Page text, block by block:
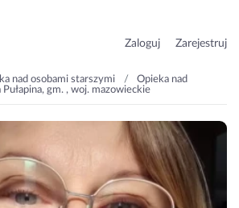
Zaloguj Zarejestruj
nad osobami starszymi
Opieka nad
gm. , woj. mazowieckie